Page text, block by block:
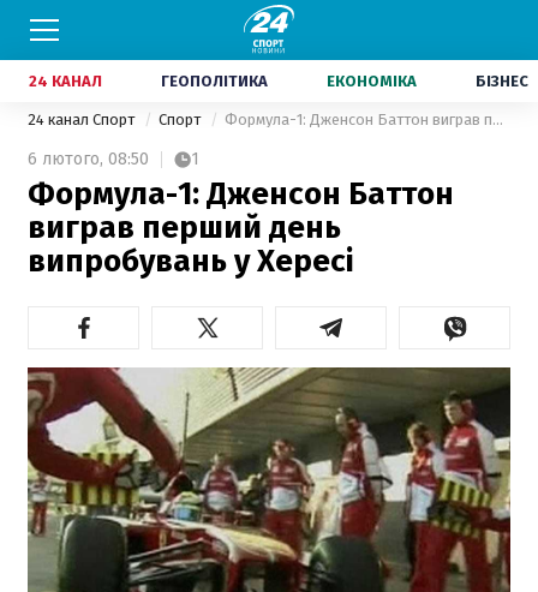
24 КАНАЛ ГЕОПОЛІТИКА ЕКОНОМІКА БІЗНЕС
24 канал Спорт Спорт Формула-1: Дженсон Баттон виграв перший день випробувань у Хересі
6 лютого, 08:50 1
Формула-1: Дженсон Баттон
виграв перший день
випробувань у Хересі